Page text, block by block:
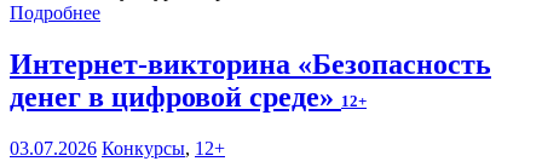
Подробнее
Интернет-викторина «Безопасность
денег в цифровой среде» 12+
03.07.2026 Конкурсы, 12+